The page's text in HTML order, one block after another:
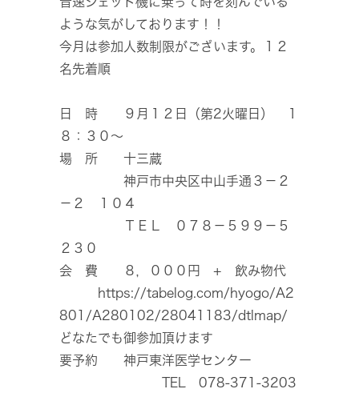
ような気がしております！！
今月は参加人数制限がございます。１２
名先着順
日 時 ９月１２日（第2火曜日） １
８：３０～
場 所 十三蔵
神戸市中央区中山手通３－２
－２ １０４
ＴＥＬ ０７８－５９９－５
２３０
会 費 ８，０００円 + 飲み物代
https://tabelog.com/hyogo/A2
801/A280102/28041183/dtlmap/
どなたでも御参加頂けます
要予約 神戸東洋医学センター
TEL 078-371-3203